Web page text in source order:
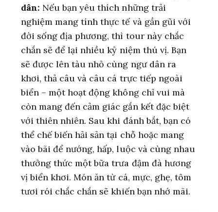
dân: Nếu bạn yêu thích những trải
nghiệm mang tính thực tế và gần gũi với
đời sống địa phương, thì tour này chắc
chắn sẽ để lại nhiều kỷ niệm thú vị. Bạn
sẽ được lên tàu nhỏ cùng ngư dân ra
khơi, thả câu và câu cá trực tiếp ngoài
biển – một hoạt động không chỉ vui mà
còn mang đến cảm giác gắn kết đặc biệt
với thiên nhiên. Sau khi đánh bắt, bạn có
thể chế biến hải sản tại chỗ hoặc mang
vào bãi để nướng, hấp, luộc và cùng nhau
thưởng thức một bữa trưa đậm đà hương
vị biển khơi. Món ăn từ cá, mực, ghẹ, tôm
tươi rói chắc chắn sẽ khiến bạn nhớ mãi.